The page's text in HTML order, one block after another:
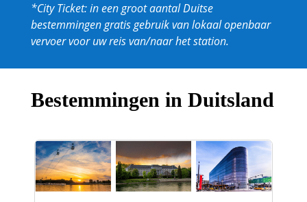
*City Ticket: in een groot aantal Duitse
bestemmingen gratis gebruik van lokaal openbaar
vervoer voor uw reis van/naar het station.
Bestemmingen in Duitsland